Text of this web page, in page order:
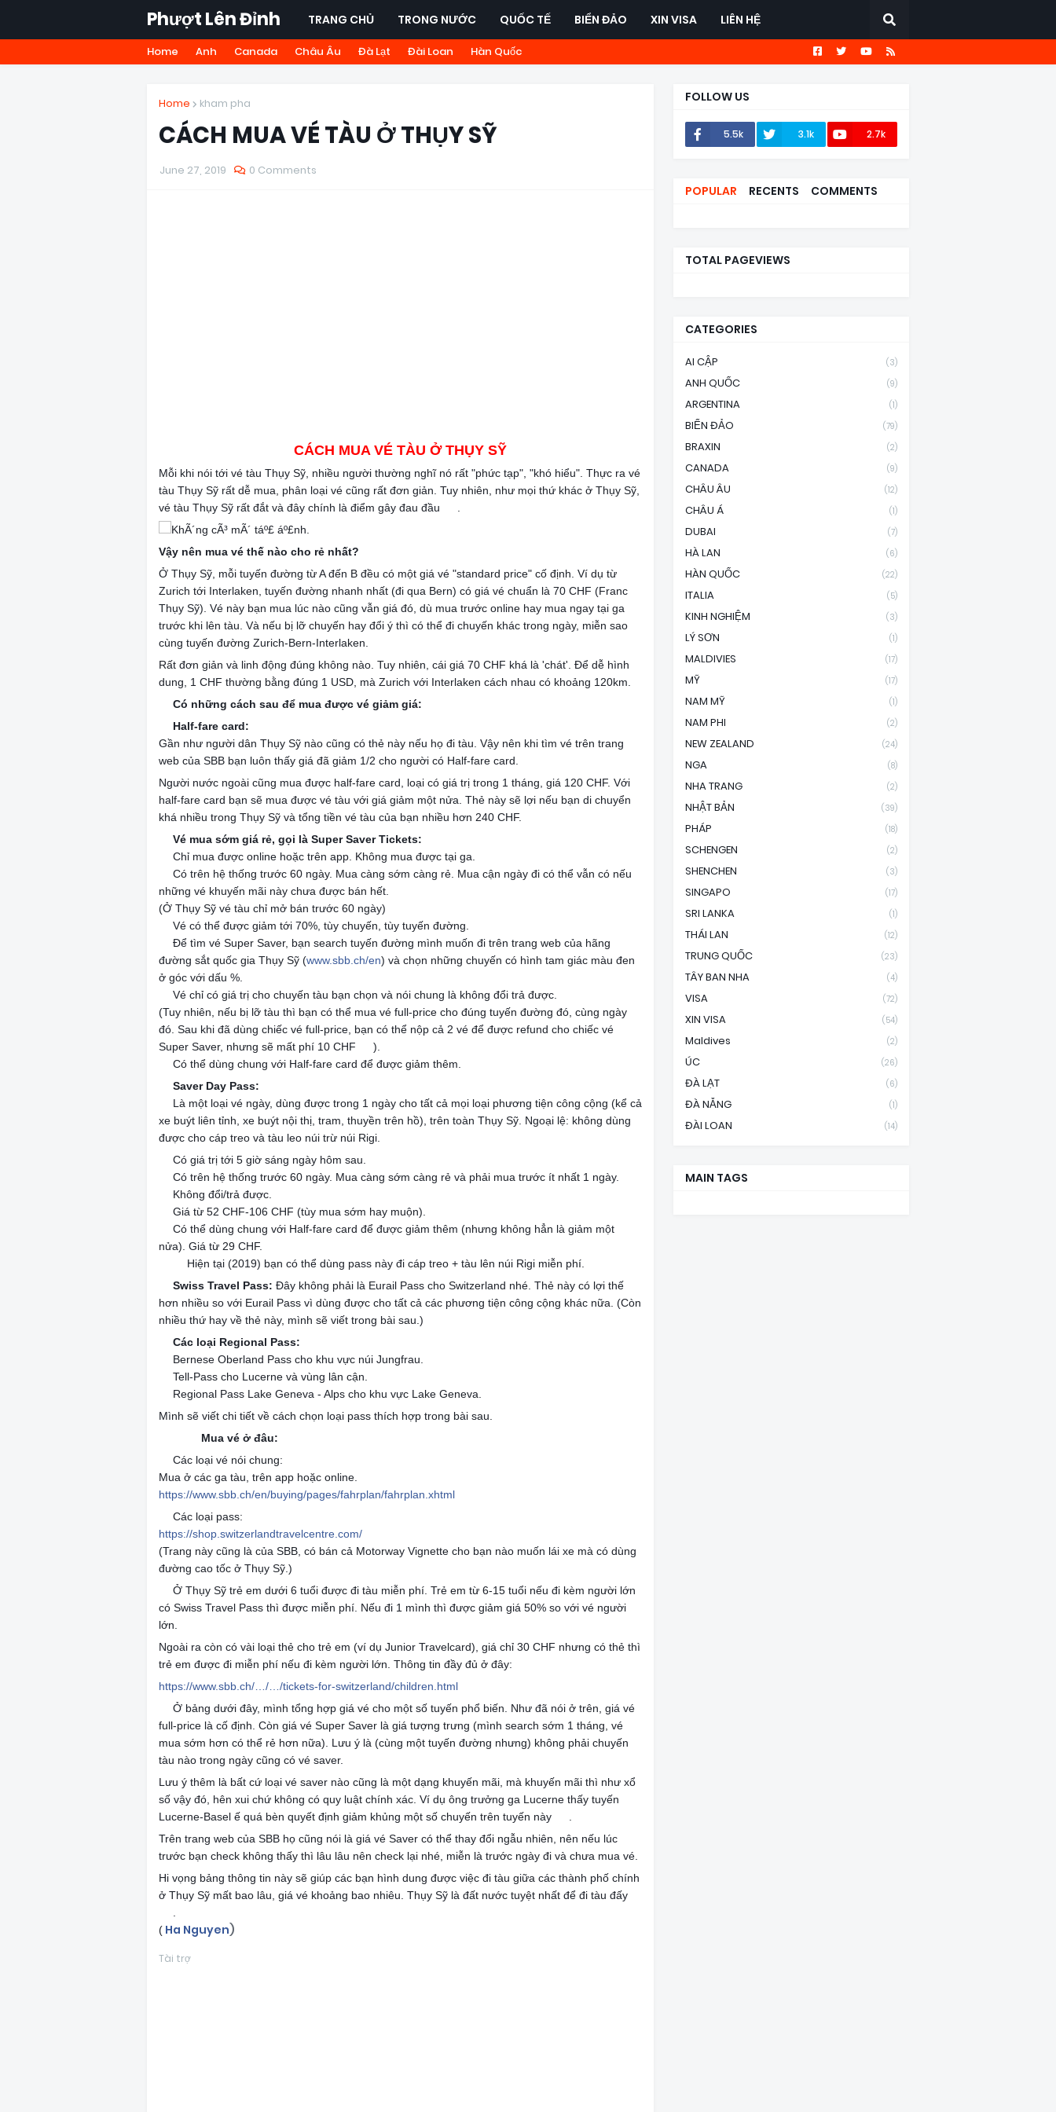
Phượt Lên Đỉnh TRANG CHỦ TRONG NƯỚC QUỐC TẾ BIỂN ĐẢO XIN VISA LIÊN HỆ
Home Anh Canada Châu Âu Đà Lạt Đài Loan Hàn Quốc
Home kham pha
CÁCH MUA VÉ TÀU Ở THỤY SỸ
June 27, 2019 0 Comments
CÁCH MUA VÉ TÀU Ở THỤY SỸ
Mỗi khi nói tới vé tàu Thụy Sỹ, nhiều người thường nghĩ nó rất "phức tạp", "khó hiểu". Thực ra vé
tàu Thụy Sỹ rất dễ mua, phân loại vé cũng rất đơn giản. Tuy nhiên, như mọi thứ khác ở Thụy Sỹ,
vé tàu Thụy Sỹ rất đắt và đây chính là điểm gây đau đầu
Vậy nên mua vé thế nào cho rẻ nhất?
Ở Thụy Sỹ, mỗi tuyến đường từ A đến B đều có một giá vé "standard price" cố định. Ví dụ từ
Zurich tới Interlaken, tuyến đường nhanh nhất (đi qua Bern) có giá vé chuẩn là 70 CHF (Franc
Thụy Sỹ). Vé này bạn mua lúc nào cũng vẫn giá đó, dù mua trước online hay mua ngay tại ga
trước khi lên tàu. Và nếu bị lỡ chuyến hay đổi ý thì có thể đi chuyến khác trong ngày, miễn sao
cùng tuyến đường Zurich-Bern-Interlaken.
Rất đơn giản và linh động đúng không nào. Tuy nhiên, cái giá 70 CHF khá là 'chát'. Để dễ hình
dung, 1 CHF thường bằng đúng 1 USD, mà Zurich với Interlaken cách nhau có khoảng 120km.
🇨🇭
Có những cách sau để mua được vé giảm giá:
Half-fare card:
Gần như người dân Thụy Sỹ nào cũng có thẻ này nếu họ đi tàu. Vậy nên khi tìm vé trên trang
web của SBB bạn luôn thấy giá đã giảm 1/2 cho người có Half-fare card.
Người nước ngoài cũng mua được half-fare card, loại có giá trị trong 1 tháng, giá 120 CHF. Với
half-fare card bạn sẽ mua được vé tàu với giá giảm một nửa. Thẻ này sẽ lợi nếu bạn di chuyển
khá nhiều trong Thụy Sỹ và tổng tiền vé tàu của bạn nhiều hơn 240 CHF.
Vé mua sớm giá rẻ, gọi là Super Saver Tickets:
Chỉ mua được online hoặc trên app. Không mua được tại ga.
Có trên hệ thống trước 60 ngày. Mua càng sớm càng rẻ. Mua cận ngày đi có thể vẫn có nếu
những vé khuyến mãi này chưa được bán hết.
(Ở Thụy Sỹ vé tàu chỉ mở bán trước 60 ngày)
Vé có thể được giảm tới 70%, tùy chuyến, tùy tuyến đường.
Để tìm vé Super Saver, bạn search tuyến đường mình muốn đi trên trang web của hãng
đường sắt quốc gia Thụy Sỹ (www.sbb.ch/en) và chọn những chuyến có hình tam giác màu đen
ở góc với dấu %.
Vé chỉ có giá trị cho chuyến tàu bạn chọn và nói chung là không đổi trả được.
(Tuy nhiên, nếu bị lỡ tàu thì bạn có thể mua vé full-price cho đúng tuyến đường đó, cùng ngày
đó. Sau khi đã dùng chiếc vé full-price, bạn có thể nộp cả 2 vé để được refund cho chiếc vé
Super Saver, nhưng sẽ mất phí 10 CHF
).
Có thể dùng chung với Half-fare card để được giảm thêm.
Saver Day Pass:
Là một loại vé ngày, dùng được trong 1 ngày cho tất cả mọi loại phương tiện công cộng (kể cả
xe buýt liên tỉnh, xe buýt nội thị, tram, thuyền trên hồ), trên toàn Thụy Sỹ. Ngoại lệ: không dùng
được cho cáp treo và tàu leo núi trừ núi Rigi.
Có giá trị tới 5 giờ sáng ngày hôm sau.
Có trên hệ thống trước 60 ngày. Mua càng sớm càng rẻ và phải mua trước ít nhất 1 ngày.
Không đổi/trả được.
Giá từ 52 CHF-106 CHF (tùy mua sớm hay muộn).
Có thể dùng chung với Half-fare card để được giảm thêm (nhưng không hẳn là giảm một
nửa). Giá từ 29 CHF.
Hiện tại (2019) bạn có thể dùng pass này đi cáp treo + tàu lên núi Rigi miễn phí.
Swiss Travel Pass: Đây không phải là Eurail Pass cho Switzerland nhé. Thẻ này có lợi thế
hơn nhiều so với Eurail Pass vì dùng được cho tất cả các phương tiện công cộng khác nữa. (Còn
nhiều thứ hay về thẻ này, mình sẽ viết trong bài sau.)
Các loại Regional Pass:
Bernese Oberland Pass cho khu vực núi Jungfrau.
Tell-Pass cho Lucerne và vùng lân cận.
Regional Pass Lake Geneva - Alps cho khu vực Lake Geneva.
Mình sẽ viết chi tiết về cách chọn loại pass thích hợp trong bài sau.
🇨🇭
Mua vé ở đâu:
Các loại vé nói chung:
Mua ở các ga tàu, trên app hoặc online.
https://www.sbb.ch/en/buying/pages/fahrplan/fahrplan.xhtml
Các loại pass:
https://shop.switzerlandtravelcentre.com/
(Trang này cũng là của SBB, có bán cả Motorway Vignette cho bạn nào muốn lái xe mà có dùng
đường cao tốc ở Thụy Sỹ.)
Ở Thụy Sỹ trẻ em dưới 6 tuổi được đi tàu miễn phí. Trẻ em từ 6-15 tuổi nếu đi kèm người lớn
có Swiss Travel Pass thì được miễn phí. Nếu đi 1 mình thì được giảm giá 50% so với vé người
lớn.
Ngoài ra còn có vài loại thẻ cho trẻ em (ví dụ Junior Travelcard), giá chỉ 30 CHF nhưng có thẻ thì
trẻ em được đi miễn phí nếu đi kèm người lớn. Thông tin đầy đủ ở đây:
https://www.sbb.ch/…/…/tickets-for-switzerland/children.html
🇨🇭Ở bảng dưới đây, mình tổng hợp giá vé cho một số tuyến phổ biến. Như đã nói ở trên, giá vé
full-price là cố định. Còn giá vé Super Saver là giá tượng trưng (mình search sớm 1 tháng, vé
mua sớm hơn có thể rẻ hơn nữa). Lưu ý là (cùng một tuyến đường nhưng) không phải chuyến
tàu nào trong ngày cũng có vé saver.
Lưu ý thêm là bất cứ loại vé saver nào cũng là một dạng khuyến mãi, mà khuyến mãi thì như xổ
số vậy đó, hên xui chứ không có quy luật chính xác. Ví dụ ông trưởng ga Lucerne thấy tuyến
Lucerne-Basel ế quá bèn quyết định giảm khủng một số chuyến trên tuyến này
Trên trang web của SBB họ cũng nói là giá vé Saver có thể thay đổi ngẫu nhiên, nên nếu lúc
trước bạn check không thấy thì lâu lâu nên check lại nhé, miễn là trước ngày đi và chưa mua vé.
Hi vọng bảng thông tin này sẽ giúp các bạn hình dung được việc đi tàu giữa các thành phố chính
ở Thụy Sỹ mất bao lâu, giá vé khoảng bao nhiêu. Thụy Sỹ là đất nước tuyệt nhất để đi tàu đấy
( Ha Nguyen)
Tài trợ
FOLLOW US
5.5k 3.1k 2.7k
POPULAR RECENTS COMMENTS
TOTAL PAGEVIEWS
CATEGORIES
AI CẬP (3)
ANH QUỐC (9)
ARGENTINA (1)
BIỂN ĐẢO (79)
BRAXIN (2)
CANADA (9)
CHÂU ÂU (12)
CHÂU Á (1)
DUBAI (7)
HÀ LAN (6)
HÀN QUỐC (22)
ITALIA (5)
KINH NGHIỆM (3)
LÝ SƠN (1)
MALDIVIES (17)
MỸ (17)
NAM MỸ (1)
NAM PHI (2)
NEW ZEALAND (24)
NGA (8)
NHA TRANG (2)
NHẬT BẢN (39)
PHÁP (18)
SCHENGEN (2)
SHENCHEN (3)
SINGAPO (17)
SRI LANKA (1)
THÁI LAN (12)
TRUNG QUỐC (23)
TÂY BAN NHA (4)
VISA (72)
XIN VISA (54)
Maldives (2)
ÚC (26)
ĐÀ LẠT (6)
ĐÀ NẴNG (1)
ĐÀI LOAN (14)
MAIN TAGS